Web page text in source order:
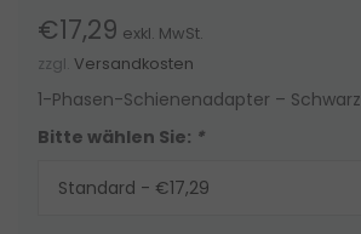
€17,29 exkl. MwSt.
zzgl. Versandkosten
1-Phasen-Schienenadapter – Schwarz
Bitte wählen Sie: *